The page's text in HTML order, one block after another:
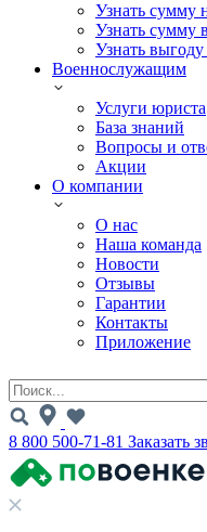
Узнать сумму
Узнать сумму
Узнать
Военнослужащим
Услуги юриста
База знаний
Вопросы и
Акции
О компании
О нас
Наша команда
Новости
Отзывы
Гарантии
Контакты
Приложение
8 800 500-71-81 Заказать